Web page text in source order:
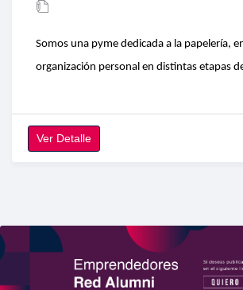
Somos una pyme dedicada a la papelería,
organización personal en distintas etapas
Ver Detalle